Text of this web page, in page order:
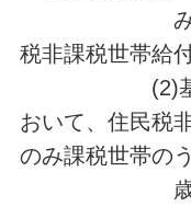
み課税」
税非課税世帯給
(2)基準日
おいて、住民税
のみ課税世帯の
歳以下の